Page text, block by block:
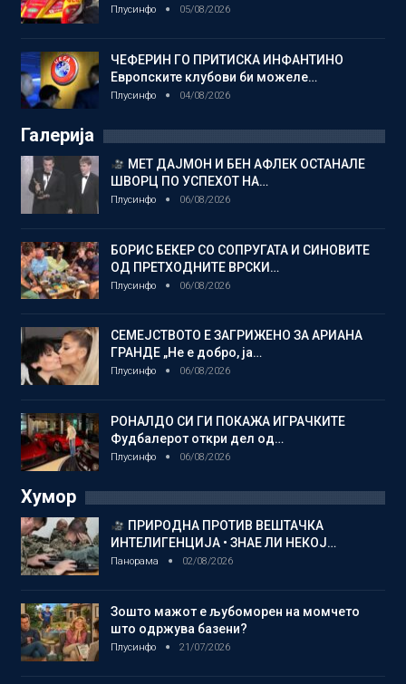
Плусинфо 05/08/2026
ЧЕФЕРИН ГО ПРИТИСКА ИНФАНТИНО
Европските клубови би можеле…
Плусинфо 04/08/2026
Галерија
МЕТ ДАЈМОН И БЕН АФЛЕК ОСТАНАЛЕ
ШВОРЦ ПО УСПЕХОТ НА…
Плусинфо 06/08/2026
БОРИС БЕКЕР СО СОПРУГАТА И СИНОВИТЕ
ОД ПРЕТХОДНИТЕ ВРСКИ…
Плусинфо 06/08/2026
СЕМЕЈСТВОТО Е ЗАГРИЖЕНО ЗА АРИАНА
ГРАНДЕ „Не е добро, ја…
Плусинфо 06/08/2026
РОНАЛДО СИ ГИ ПОКАЖА ИГРАЧКИТЕ
Фудбалерот откри дел од…
Плусинфо 06/08/2026
Хумор
ПРИРОДНА ПРОТИВ ВЕШТАЧКА
ИНТЕЛИГЕНЦИЈА • ЗНАЕ ЛИ НЕКОЈ…
Панорама 02/08/2026
Зошто мажот е љубоморен на момчето
што одржува базени?
Плусинфо 21/07/2026